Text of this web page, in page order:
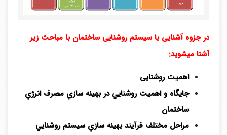
در جزوه آشنایی با سیستم روشنایی ساختمان با مباحث زیر
آشنا میشوید:
اهمیت روشنایی
جايگاه و اهميت روشنايي در بهينه سازي مصرف انرژي
ساختمان
مراحل مختلف فرآيند بهينه سازي سيستم روشنايي